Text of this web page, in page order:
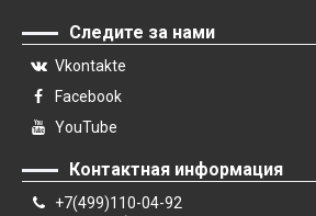
Следите за нами
Vkontakte
Facebook
YouTube
Контактная информация
+7(499)110-04-92